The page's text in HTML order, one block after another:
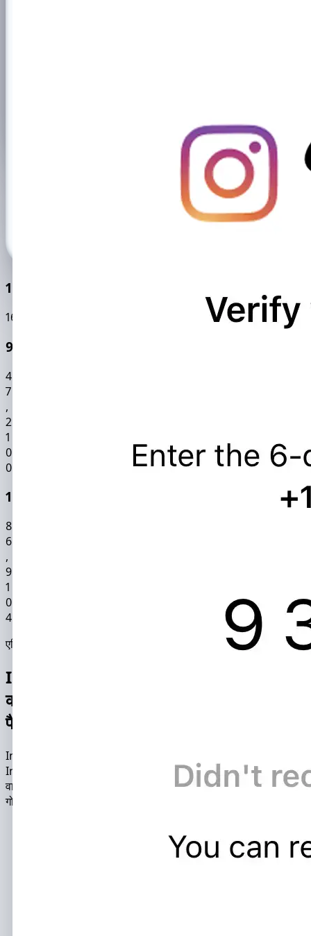
7
,
2
1
0
0
6
,
9
1
0
4
को हैक और मॉनिटर करके, आप निम्नलिखित डेटा
पैकेजों तक पहुँच प्राप्त कर पाएँगे:
Instagram खाते को हैक कर लेता है। सॉफ़्टवेयर द्वारा उपयोग की जाने
वाली हैकिंग विधियों का संयोजन हैक की अधिकतम विश्वसनीयता और
गोपनीयता सुनिश्चित करता है।